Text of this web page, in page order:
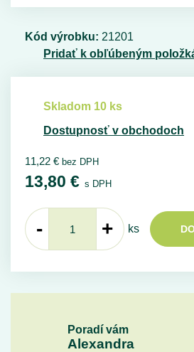
Kód výrobku: 21201
Pridať k obľúbeným
Skladom 10 ks
Dostupnosť v obchodoch
11,22 € bez DPH
13,80 € s DPH
- + ks
Poradí vám
Alexandra